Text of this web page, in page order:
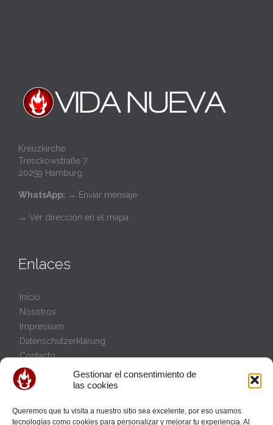
Gestionar el consentimiento de
las cookies
Queremos que tu visita a nuestro sitio sea excelente, por eso usamos
tecnologías como cookies para personalizar y mejorar tu experiencia. Al
Kreuzkirche
Tresckowstraße 7.
20259 Hamburg
WhatsApp: → Enviar mensaje
→ Ver dirección en el mapa
Enlaces
Inicio
Nosotros
Impressum
Datenschutzerklärung
Contacto
Política de cookies (UE)
Eventos